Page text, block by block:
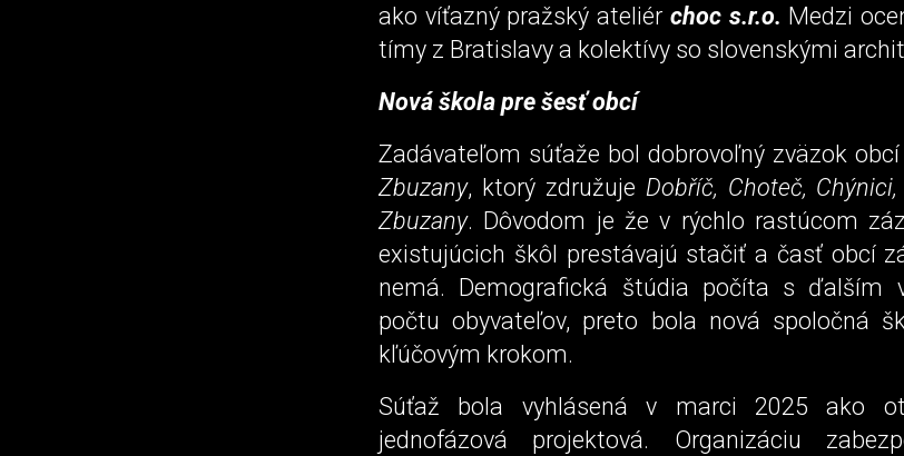
ako víťazný pražský ateliér choc s.r.o. Medzi
tímy z Bratislavy a kolektívy so slovenskými
Nová škola pre šesť obcí
Zadávateľom súťaže bol dobrovoľný zväzok obcí
Zbuzany, ktorý združuje Dobříč, Choteč,
Zbuzany. Dôvodom je že v rýchlo rastúcom
existujúcich škôl prestávajú stačiť a časť obcí
nemá. Demografická štúdia počíta s ďalším
počtu obyvateľov, preto bola nová spoločná
kľúčovým krokom.
Súťaž bola vyhlásená v marci 2025 ako
jednofázová projektová. Organizáciu